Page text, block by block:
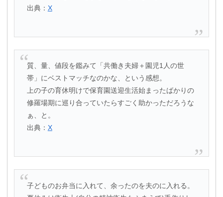
出典： X
質、量、値段を鑑みて「共働き夫婦＋園児1人の世
帯」にベストマッチなのかな、という感想。
上の子の育休明けで保育園送迎生活始まったばかりの
修羅場期に巡り合っていたらすごく助かっただろうな
ぁ、と。
出典： X
子どものお弁当に入れて、余ったのを夫のに入れる。